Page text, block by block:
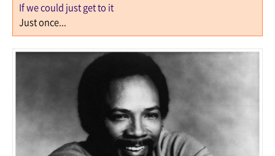
If we could just get to it
Just once...